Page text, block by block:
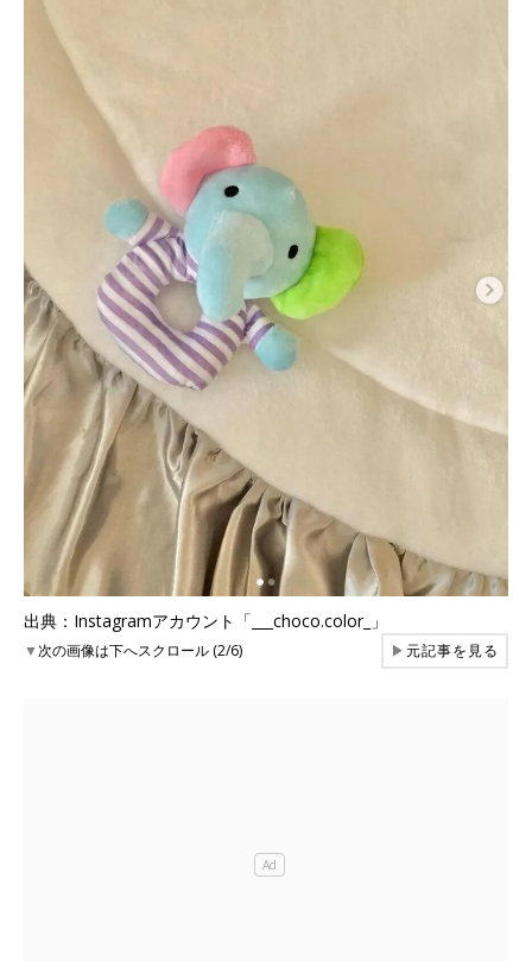
出典：Instagramアカウント「___choco.color_」
▼次の画像は下へスクロール (2/6) ▶元記事を見る